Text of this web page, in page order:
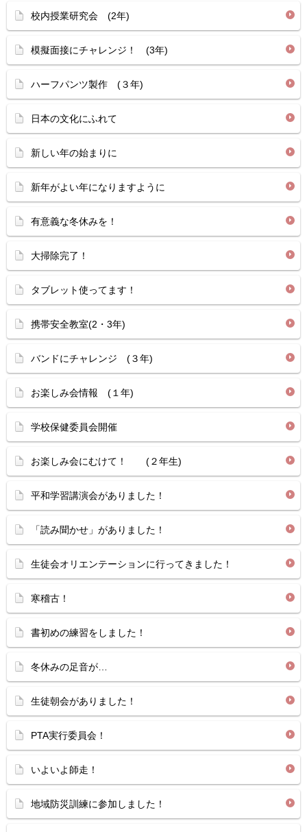
校内授業研究会 (2年)
模擬面接にチャレンジ！ (3年)
ハーフパンツ製作 (３年)
日本の文化にふれて
新しい年の始まりに
新年がよい年になりますように
有意義な冬休みを！
大掃除完了！
タブレット使ってます！
携帯安全教室(2・3年)
バンドにチャレンジ (３年)
お楽しみ会情報 (１年)
学校保健委員会開催
お楽しみ会にむけて！ (２年生)
平和学習講演会がありました！
「読み聞かせ」がありました！
生徒会オリエンテーションに行ってきました！
寒稽古！
書初めの練習をしました！
冬休みの足音が…
生徒朝会がありました！
PTA実行委員会！
いよいよ師走！
地域防災訓練に参加しました！